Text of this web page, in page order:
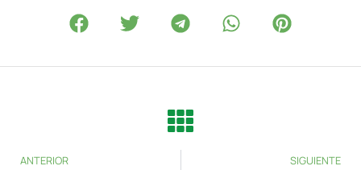
ANTERIOR SIGUIENTE